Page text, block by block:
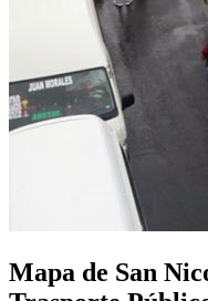
Mapa de San